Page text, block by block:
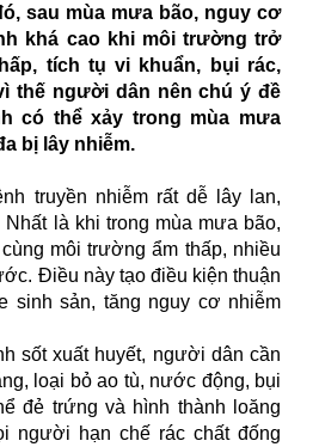
sau mùa mưa bão, nguy cơ
khá cao khi môi trường trở
tích tụ vi khuẩn, bụi rác,
thế người dân nên chú ý đề
có thể xảy trong mùa mưa
bị lây nhiễm.
truyền nhiễm rất dễ lây lan,
Nhất là khi trong mùa mưa bão,
môi trường ẩm thấp, nhiều
Điều này tạo điều kiện thuận
sinh sản, tăng nguy cơ nhiễm
sốt xuất huyết, người dân cần
loại bỏ ao tù, nước động, bụi
đẻ trứng và hình thành loăng
người hạn chế rác chất đống